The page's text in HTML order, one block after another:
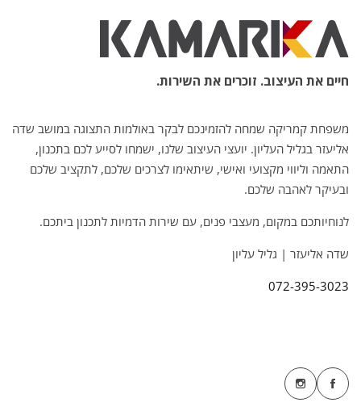
חיים את העיצוב. זוכרים את השירות.
משפחת קמריקה שמחה להזמינכם לבקר באולמות התצוגה במושב שדה
אליעזר בגליל העליון. יועצי העיצוב שלנו, ישמחו לסייע לכם בתכנון,
התאמה וליווי מקצועי ואישי, שיתאימו לצרכים שלכם, לתקציב שלכם
ובעיקר לאהבה שלכם.
לנוחיותכם במקום, מעצבי פנים, עם שירות הדמיות לתכנון ביתכם.
שדה אליעזר | גליל עליון
072-395-3023